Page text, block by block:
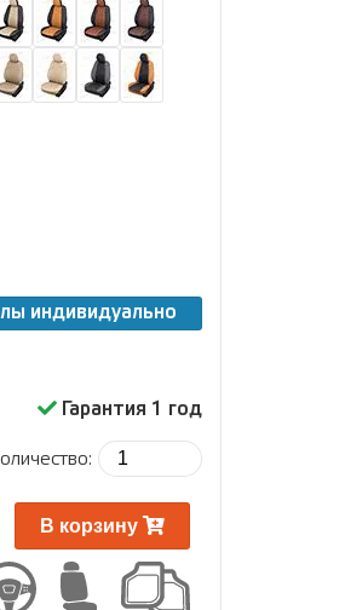
индивидуально
Гарантия 1 год
В корзину